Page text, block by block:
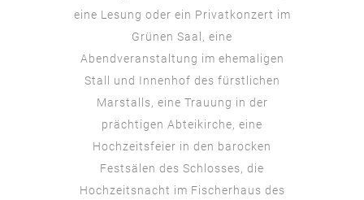
eine Lesung oder ein Privatkonzert im
Grünen Saal, eine
Abendveranstaltung im ehemaligen
Stall und Innenhof des fürstlichen
Marstalls, eine Trauung in der
prächtigen Abteikirche, eine
Hochzeitsfeier in den barocken
Festsälen des Schlosses, die
Hochzeitsnacht im Fischerhaus des